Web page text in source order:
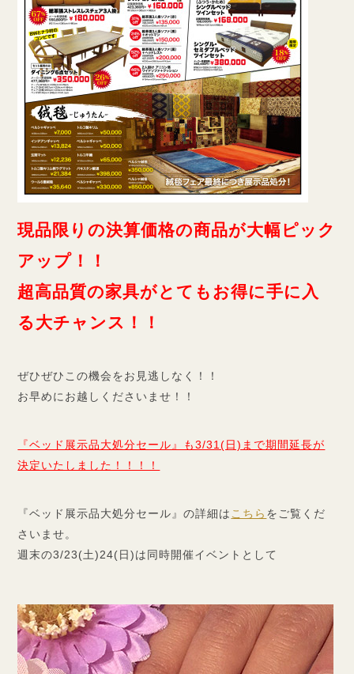
現品限りの決算価格の商品が大幅ピック
アップ！！
超高品質の家具がとてもお得に手に入
る大チャンス！！
ぜひぜひこの機会をお見逃しなく！！
お早めにお越しくださいませ！！
『ベッド展示品大処分セール』も3/31(日)まで期間延長が
決定いたしました！！！！
『ベッド展示品大処分セール』の詳細はこちら をご覧くだ
さいませ。
週末の3/23(土)24(日)は同時開催イベントとして